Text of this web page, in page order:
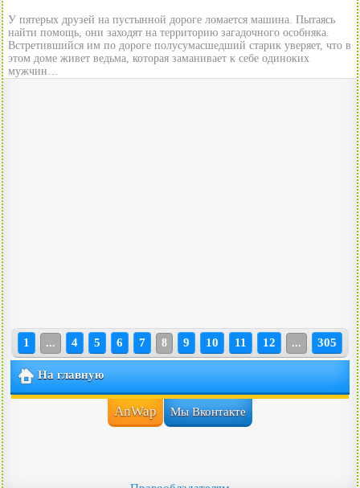
У пятерых друзей на пустынной дороге ломается машина. Пытаясь
найти помощь, они заходят на территорию загадочного особняка.
Встретившийся им по дороге полусумасшедший старик уверяет, что в
этом доме живет ведьма, которая заманивает к себе одиноких
мужчин…
1 ... 4 5 6 7 8 9 10 11 12 ... 305
На главную
AnWap Мы Вконтакте